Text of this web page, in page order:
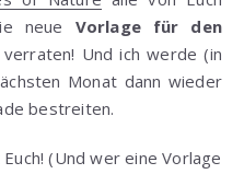
neue Vorlage für den
Und ich werde (in
Monat dann wieder
bestreiten.
(Und wer eine Vorlage